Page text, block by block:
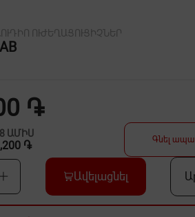
ՈՒԺԵՂԱՑՈՒՑԻՉՆԵՐ
֏
ԱՄԻՍ
֏ Գնել
Ավելացնել